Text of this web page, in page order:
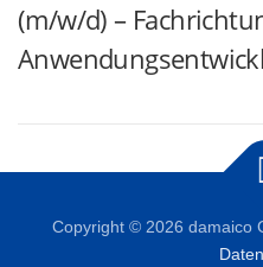
(m/w/d) –
Copyright © 2026 damaico